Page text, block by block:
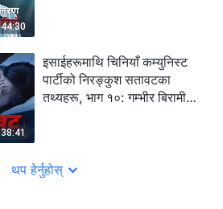
44:30
38:41
इसाईहरूमाथि चिनियाँ कम्युनिस्ट
पार्टीको निरङ्कुश सतावटका
तथ्यहरू, भाग १०: गम्भीर बिरामी
थप हेर्नुहोस्